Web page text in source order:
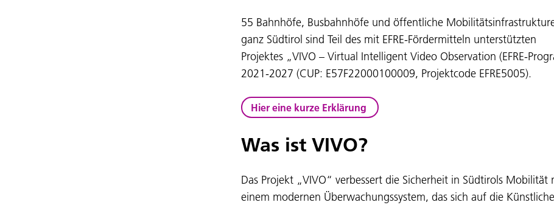
55 Bahnhöfe, Busbahnhöfe und öffentliche
ganz Südtirol sind Teil des mit EFRE-Fördermitteln unterstützten
Projektes „VIVO – Virtual Intelligent Video Observation (EFRE-
2021-2027 (CUP: E57F22000100009, Projektcode EFRE5005).
Hier eine kurze Erklärung
Was ist VIVO?
Das Projekt „VIVO“ verbessert die Sicherheit in Südtirols Mobilität
einem modernen Überwachungssystem, das sich auf die Künstliche